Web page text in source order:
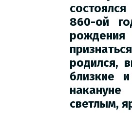
860-ой
родился,
близкие
светлым,